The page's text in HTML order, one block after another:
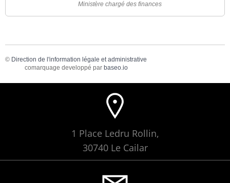
Ministère chargé des finances
© Direction de l'information légale et administrative
comarquage developpé par baseo.io
1 Place Ledru Rollin,
30740 Le Cailar